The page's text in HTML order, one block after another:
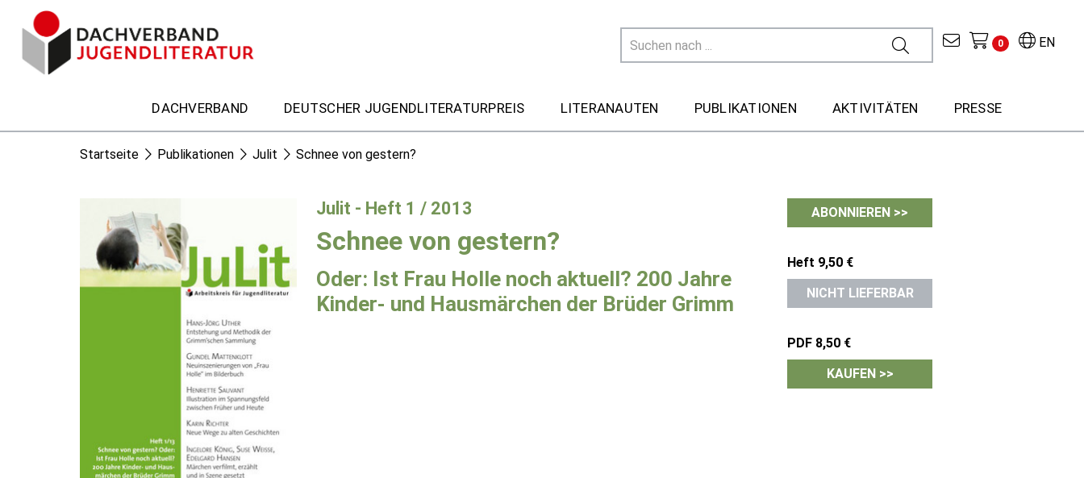
EN
0
DACHVERBAND DEUTSCHER JUGENDLITERATURPREIS LITERANAUTEN PUBLIKATIONEN AKTIVITÄTEN PRESSE
Startseite Publikationen Julit Schnee von gestern?
Julit - Heft 1 / 2013
Schnee von gestern?
Oder: Ist Frau Holle noch aktuell? 200 Jahre
Kinder- und Hausmärchen der Brüder Grimm
ABONNIEREN >>
Heft 9,50 €
NICHT LIEFERBAR
PDF 8,50 €
KAUFEN >>